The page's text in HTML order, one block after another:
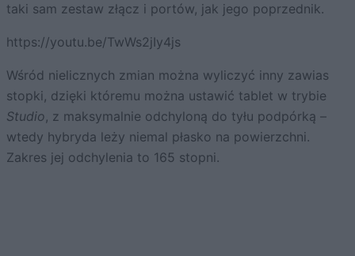
taki sam zestaw złącz i portów, jak jego poprzednik.
https://youtu.be/TwWs2jIy4js
Wśród nielicznych zmian można wyliczyć inny zawias
stopki, dzięki któremu można ustawić tablet w trybie
Studio, z maksymalnie odchyloną do tyłu podpórką –
wtedy hybryda leży niemal płasko na powierzchni.
Zakres jej odchylenia to 165 stopni.